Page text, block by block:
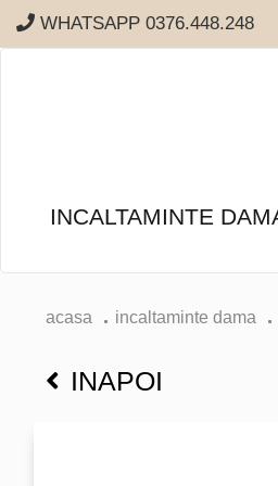
WHATSAPP 0376.448.248
INCALTAMINTE
acasa incaltaminte dama
INAPOI